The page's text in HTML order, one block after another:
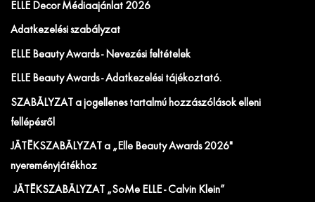
ELLE Decor Médiaajánlat 2026
Adatkezelési szabályzat
ELLE Beauty Awards - Nevezési feltételek
ELLE Beauty Awards - Adatkezelési tájékoztató.
SZABÁLYZAT a jogellenes tartalmú hozzászólások elleni
fellépésről
JÁTÉKSZABÁLYZAT a „Elle Beauty Awards 2026"
nyereményjátékhoz
JÁTÉKSZABÁLYZAT „SoMe ELLE - Calvin Klein”